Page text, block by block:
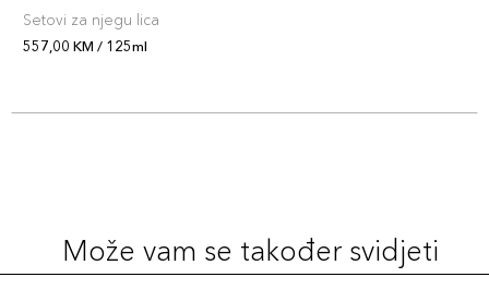
Setovi za njegu lica
557,00 KM / 125ml
Može vam se također svidjeti